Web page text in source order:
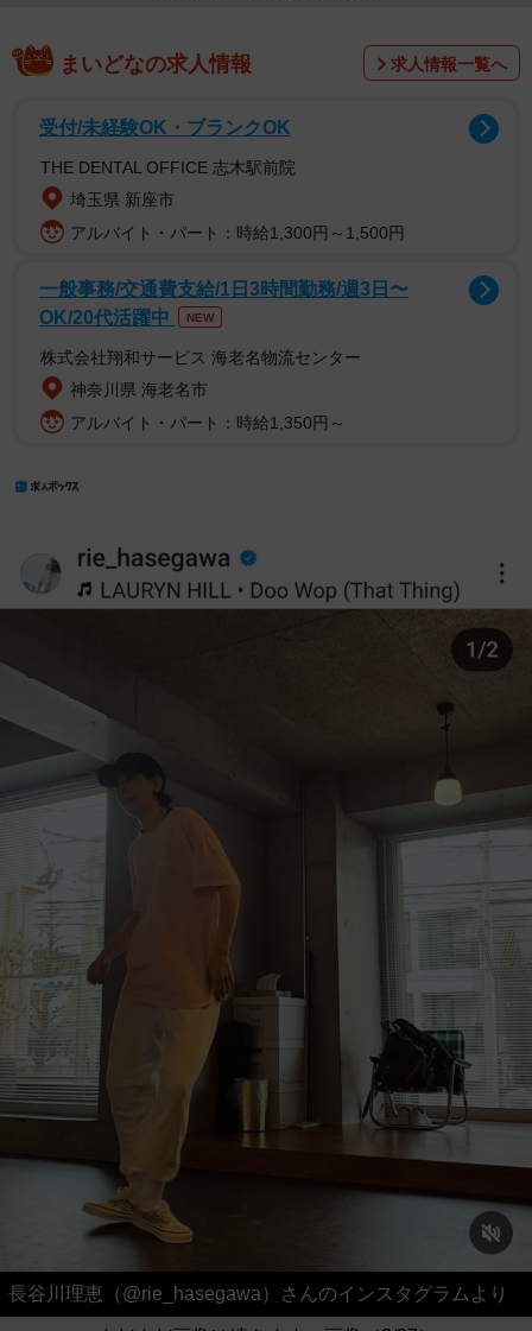
まいどなの求人情報 求人情報一覧へ
受付/未経験OK・ブランクOK
THE DENTAL OFFICE 志木駅前院
埼玉県 新座市
アルバイト・パート：時給1,300円～1,500円
一般事務/交通費支給/1日3時間勤務/週3日〜
OK/20代活躍中
NEW
株式会社翔和サービス 海老名物流センター
神奈川県 海老名市
アルバイト・パート：時給1,350円～
長谷川理恵（@rie_hasegawa）さんのインスタグラムより